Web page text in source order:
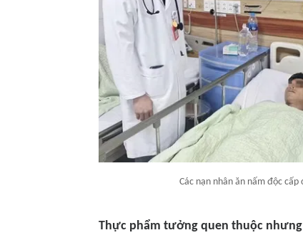
Các nạn nhân ăn nấm độc
Thực phẩm tưởng quen thuộc